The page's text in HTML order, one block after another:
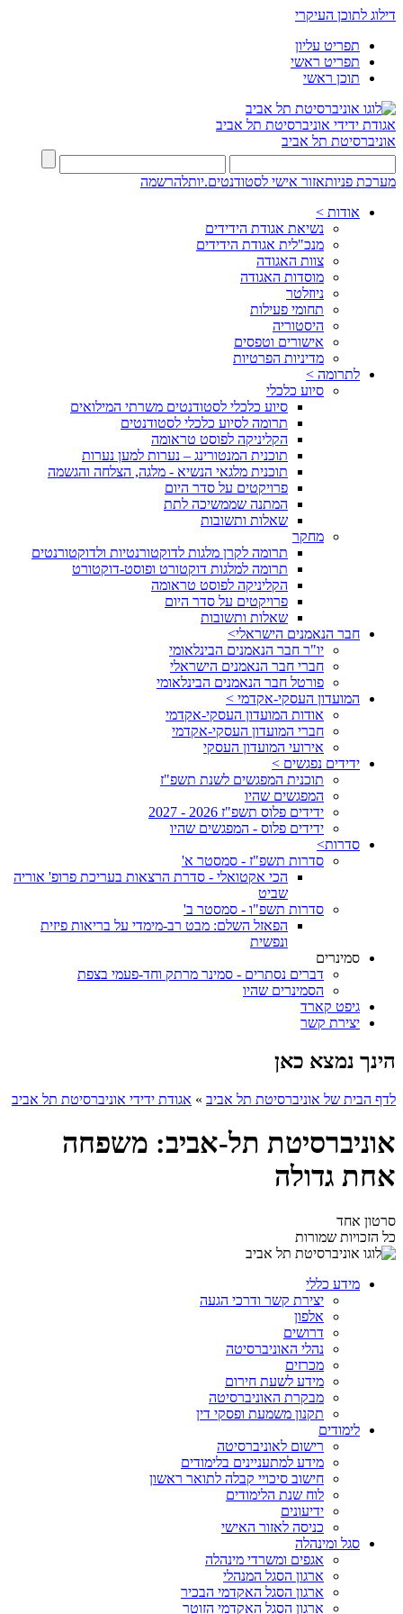
דילוג לתוכן העיקרי
תפריט עליון
תפריט ראשי
תוכן ראשי
אגודת ידידי אוניברסיטת תל אביב
אוניברסיטת תל אביב
מערכת פניותאזור אישי לסטודנטים.יותלהרשמה
אודות >
נשיאת אגודת הידידים
מנכ"לית אגודת הידידים
צוות האגודה
מוסדות האגודה
ניוזלטר
תחומי פעילות
היסטוריה
אישורים וטפסים
מדיניות הפרטיות
לתרומה >
סיוע כלכלי
סיוע כלכלי לסטודנטים משרתי המילואים
תרומה לסיוע כלכלי לסטודנטים
הקליניקה לפוסט טראומה
תוכנית המנטורינג – נערות למען נערות
תוכנית מלגאי הנשיא - מלגה, הצלחה והגשמה
פרויקטים על סדר היום
המתנה שממשיכה לתת
שאלות ותשובות
מחקר
תרומה לקרן מלגות לדוקטורנטיות ולדוקטורנטים
תרומה למלגות דוקטורט ופוסט-דוקטורט
הקליניקה לפוסט טראומה
פרויקטים על סדר היום
שאלות ותשובות
חבר הנאמנים הישראלי>
יו"ר חבר הנאמנים הבינלאומי
חברי חבר הנאמנים הישראלי
פורטל חבר הנאמנים הבינלאומי
המועדון העסקי-אקדמי >
אודות המועדון העסקי-אקדמי
חברי המועדון העסקי-אקדמי
אירועי המועדון העסקי
ידידים נפגשים >
תוכנית המפגשים לשנת תשפ"ז
המפגשים שהיו
ידידים פלוס תשפ"ז 2026 - 2027
ידידים פלוס - המפגשים שהיו
סדרות>
סדרות תשפ"ז - סמסטר א'
הכי אקטואלי - סדרת הרצאות בעריכת פרופ' אוריה
שביט
סדרות תשפ"ו - סמסטר ב'
הפאזל השלם: מבט רב-מימדי על בריאות פיזית
ונפשית
סמינרים
דברים נסתרים - סמינר מרתק וחד-פעמי בצפת
הסמינרים שהיו
גיפט קארד
יצירת קשר
הינך נמצא כאן
לדף הבית של אוניברסיטת תל אביב » אגודת ידידי אוניברסיטת תל אביב
אוניברסיטת תל-אביב: משפחה
אחת גדולה
סרטון אחד
כל הזכויות שמורות
מידע כללי
יצירת קשר ודרכי הגעה
אלפון
דרושים
נהלי האוניברסיטה
מכרזים
מידע לשעת חירום
מבקרת האוניברסיטה
תקנון משמעת ופסקי דין
לימודים
רישום לאוניברסיטה
מידע למתעניינים בלימודים
חישוב סיכויי קבלה לתואר ראשון
לוח שנת הלימודים
ידיעונים
כניסה לאזור האישי
סגל ומינהלה
אגפים ומשרדי מינהלה
ארגון הסגל המנהלי
ארגון הסגל האקדמי הבכיר
ארגון הסגל האקדמי הזוטר